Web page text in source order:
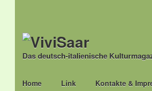
Das deutsch-italienische
Main menu
Skip
Home Link
Kontakte &